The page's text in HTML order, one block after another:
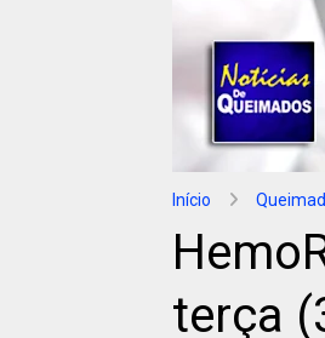
Início
terça